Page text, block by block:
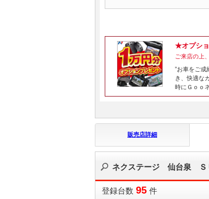
★オプショ
ご来店の上
”お車をご
き、快適な
時にＧｏｏ
販売店詳細
ネクステージ 仙台泉 Ｓ
登録台数 95 件